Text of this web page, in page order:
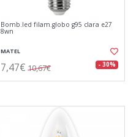
Bomb.led filam.globo g95 clara e27
8wn
MATEL
7,47€ 10,67€ - 30%